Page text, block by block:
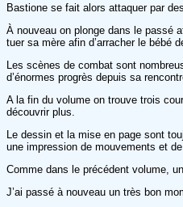
Bastione se fait alors attaquer par
À nouveau on plonge dans le passé
tuer sa mère afin d’arracher le bébé
Les scènes de combat sont
d’énormes progrès depuis sa
A la fin du volume on trouve trois
découvrir plus.
Le dessin et la mise en page sont
une impression de mouvements et
Comme dans le précédent volume,
J’ai passé à nouveau un très bon